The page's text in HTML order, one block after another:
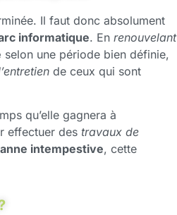
Il faut donc absolument
informatique. En renouvelant
selon une période bien définie,
de ceux qui sont
qu’elle gagnera à
effectuer des travaux de
intempestive, cette